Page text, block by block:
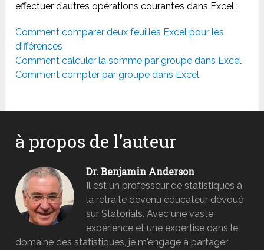
effectuer d’autres opérations courantes dans Excel :
Comment comparer deux feuilles Excel pour les
différences
Comment calculer la somme par groupe dans Excel
Comment compter par groupe dans Excel
à propos de l'auteur
Dr. Benjamin Anderson
Il est un professeur de statistiques à
la retraite devenu éducateur dévoué
sur Statorials. Avec une vaste
expérience et une expertise dans le
domaine des statistiques, je m'engage à partager